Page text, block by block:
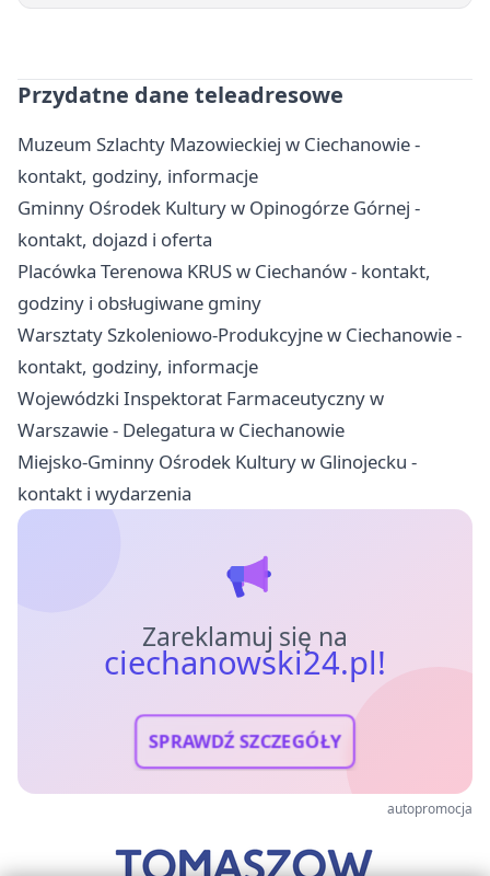
Przydatne dane teleadresowe
Muzeum Szlachty Mazowieckiej w Ciechanowie -
kontakt, godziny, informacje
Gminny Ośrodek Kultury w Opinogórze Górnej -
kontakt, dojazd i oferta
Placówka Terenowa KRUS w Ciechanów - kontakt,
godziny i obsługiwane gminy
Warsztaty Szkoleniowo‑Produkcyjne w Ciechanowie -
kontakt, godziny, informacje
Wojewódzki Inspektorat Farmaceutyczny w
Warszawie - Delegatura w Ciechanowie
Miejsko-Gminny Ośrodek Kultury w Glinojecku -
kontakt i wydarzenia
Zareklamuj się na
ciechanowski24.pl!
SPRAWDŹ SZCZEGÓŁY
autopromocja